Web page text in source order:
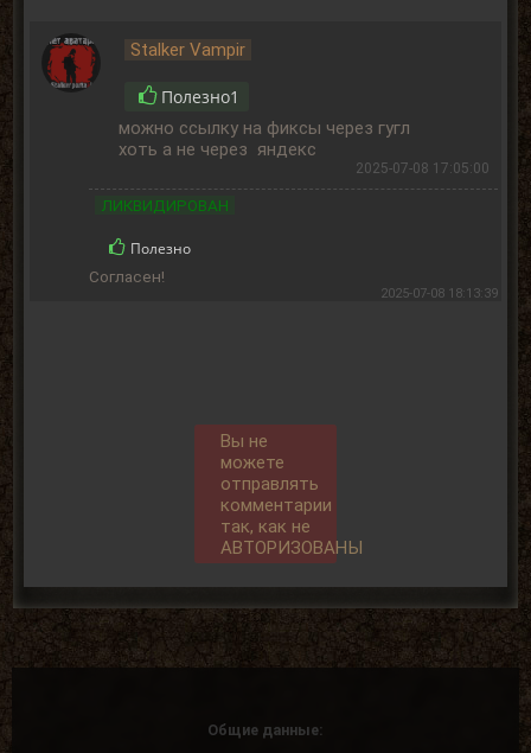
Stalker Vampir
Полезно1
можно ссылку на фиксы через гугл
хоть а не через яндекс
2025-07-08 17:05:00
ЛИКВИДИРОВАН
Полезно
Согласен!
2025-07-08 18:13:39
Вы не
можете
отправлять
комментарии
так, как не
АВТОРИЗОВАНЫ
Общие данные: